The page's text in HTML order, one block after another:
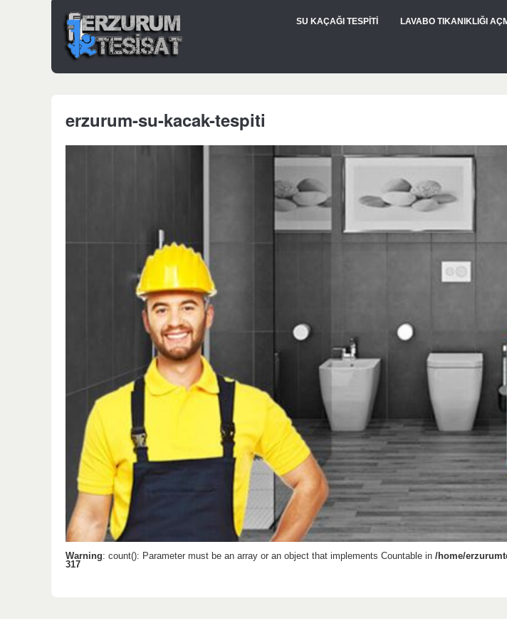
SU KAÇAĞI TESPİTİ LAVABO TIKANIKLIĞI
erzurum-su-kacak-tespiti
Warning: count(): Parameter must be an array or an object that implements Countable in /home/
317